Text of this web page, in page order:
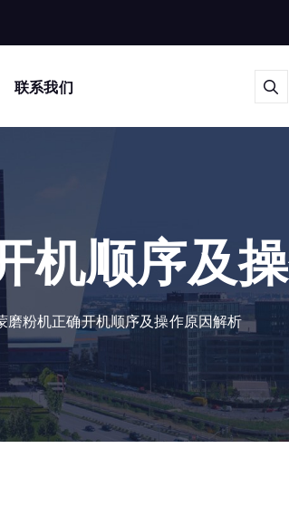
联系我们
机顺序及
磨粉机正确开机顺序及操作原因解析